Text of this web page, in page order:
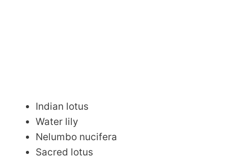
Indian lotus
Water lily
Nelumbo nucifera
Sacred lotus